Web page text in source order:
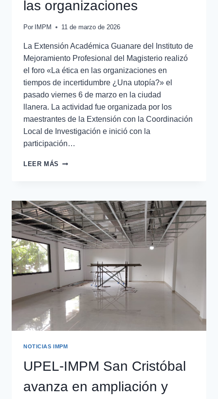
las organizaciones
Por IMPM 11 de marzo de 2026
La Extensión Académica Guanare del Instituto de
Mejoramiento Profesional del Magisterio realizó
el foro «La ética en las organizaciones en
tiempos de incertidumbre ¿Una utopía?» el
pasado viernes 6 de marzo en la ciudad
llanera. La actividad fue organizada por los
maestrantes de la Extensión con la Coordinación
Local de Investigación e inició con la
participación…
LEER MÁS
NOTICIAS IMPM
UPEL-IMPM San Cristóbal
avanza en ampliación y